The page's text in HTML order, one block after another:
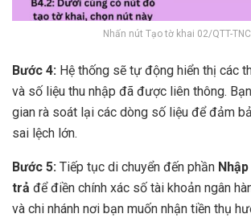
Nhấn nút Tạo tờ khai 02/QTT-
Bước 4: Hệ thống sẽ tự động hiển thị các
và số liệu thu nhập đã được liên thông.
gian rà soát lại các dòng số liệu để đảm
sai lệch lớn.
Bước 5: Tiếp tục di chuyển đến phần
trả để điền chính xác số tài khoản ngân
và chi nhánh nơi bạn muốn nhận tiền thụ